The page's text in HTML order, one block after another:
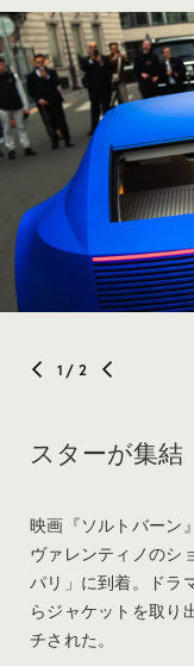
1 / 2
スターが集結
映画『ソルトバーン
ヴァレンティノのシ
パリ」に到着。ドラ
らジャケットを取り
チされた。